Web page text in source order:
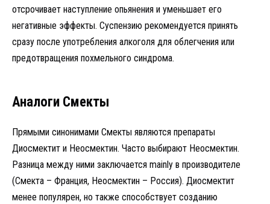
отсрочивает наступление опьянения и уменьшает его
негативные эффекты. Суспензию рекомендуется принять
сразу после употребления алкоголя для облегчения или
предотвращения похмельного синдрома.
Аналоги Смекты
Прямыми синонимами Смекты являются препараты
Диосмектит и Неосмектин. Часто выбирают Неосмектин.
Разница между ними заключается mainly в производителе
(Смекта – Франция, Неосмектин – Россия). Диосмектит
менее популярен, но также способствует созданию